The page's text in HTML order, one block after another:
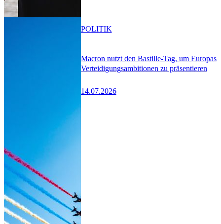
Macron nutzt den Bastille-Tag, um Europas
Verteidigungsambitionen zu präsentieren
14.07.2026
POLITIK